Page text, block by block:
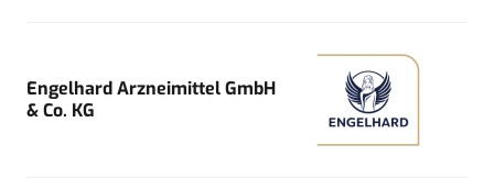
Engelhard Arzneimittel GmbH
& Co. KG